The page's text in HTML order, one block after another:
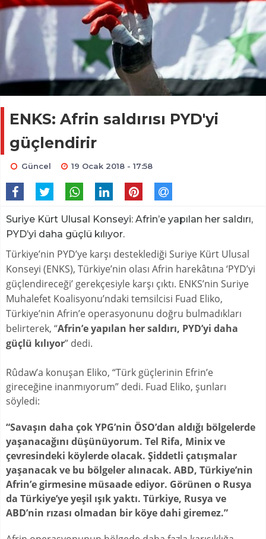
ENKS: Afrin saldırısı PYD'yi
güçlendirir
Güncel 19 Ocak 2018 - 17:58
Suriye Kürt Ulusal Konseyi: Afrin’e yapılan her saldırı,
PYD’yi daha güçlü kılıyor.
Türkiye’nin PYD’ye karşı desteklediği Suriye Kürt Ulusal
Konseyi (ENKS), Türkiye’nin olası Afrin harekâtına ‘PYD’yi
güçlendireceği’ gerekçesiyle karşı çıktı. ENKS’nin Suriye
Muhalefet Koalisyonu’ndaki temsilcisi Fuad Eliko,
Türkiye’nin Afrin’e operasyonunu doğru bulmadıkları
belirterek, “Afrin’e yapılan her saldırı, PYD’yi daha
güçlü kılıyor” dedi.
Rûdaw’a konuşan Eliko, “Türk güçlerinin Efrin’e
gireceğine inanmıyorum” dedi. Fuad Eliko, şunları
söyledi:
“Savaşın daha çok YPG’nin ÖSO’dan aldığı bölgelerde
yaşanacağını düşünüyorum. Tel Rifa, Minix ve
çevresindeki köylerde olacak. Şiddetli çatışmalar
yaşanacak ve bu bölgeler alınacak. ABD, Türkiye’nin
Afrin’e girmesine müsaade ediyor. Görünen o Rusya
da Türkiye’ye yeşil ışık yaktı. Türkiye, Rusya ve
ABD’nin rızası olmadan bir köye dahi giremez.”